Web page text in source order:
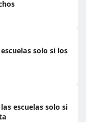
solo si los
escuelas solo si